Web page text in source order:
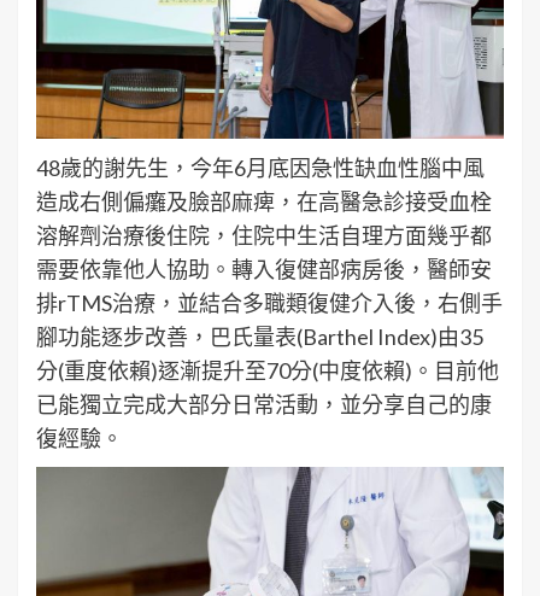
48歲的謝先生，今年6月底因急性缺血性腦中風
造成右側偏癱及臉部麻痺，在高醫急診接受血栓
溶解劑治療後住院，住院中生活自理方面幾乎都
需要依靠他人協助。轉入復健部病房後，醫師安
排rTMS治療，並結合多職類復健介入後，右側手
腳功能逐步改善，巴氏量表(Barthel Index)由35
分(重度依賴)逐漸提升至70分(中度依賴)。目前他
已能獨立完成大部分日常活動，並分享自己的康
復經驗。